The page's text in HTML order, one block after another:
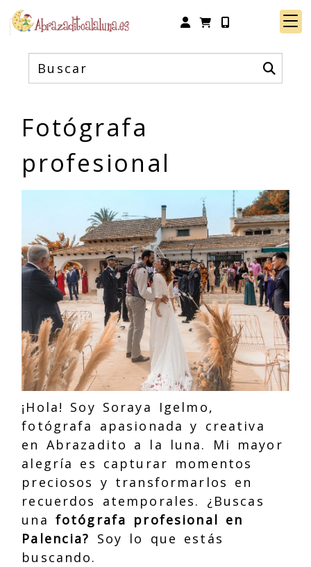
Identifícate
Fotógrafa
profesional
¡Hola! Soy Soraya Igelmo,
fotógrafa apasionada y creativa
en Abrazadito a la luna. Mi mayor
alegría es capturar momentos
preciosos y transformarlos en
recuerdos atemporales. ¿Buscas
una fotógrafa profesional en
Palencia? Soy lo que estás
buscando.